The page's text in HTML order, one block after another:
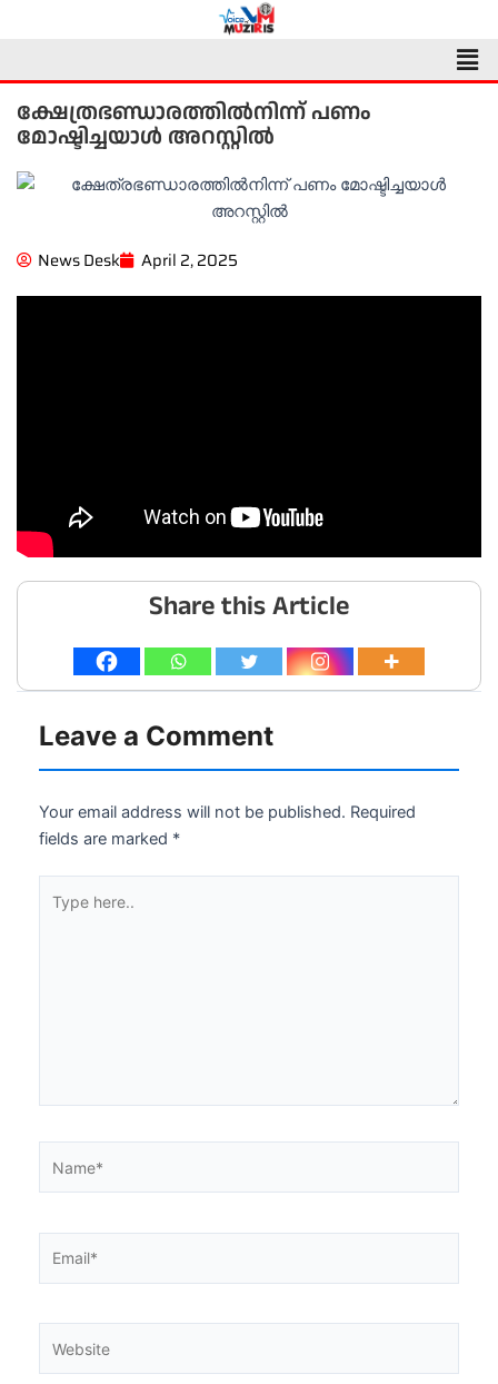
ക്ഷേത്രഭണ്ഡാരത്തിൽനിന്ന് പണം
മോഷ്ടിച്ചയാൾ അറസ്റ്റിൽ
News Desk April 2, 2025
Share this Article
Leave a Comment
Your email address will not be published. Required
fields are marked *
here..